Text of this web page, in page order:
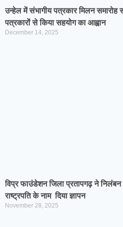
उन्हेल में संभागीय पत्रकार मिलन
पत्रकारों से किया सहयोग का आह्वान
December 14, 2025
विप्र फाउंडेशन जिला प्रतापगढ़ ने निलंबन
राष्ट्रपति के नाम दिया ज्ञापन
November 28, 2025